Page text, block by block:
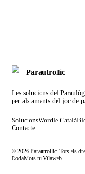
Parautrollic
Les solucions del
per als amants del joc de
SolucionsWordle Català
Contacte
© 2026 Parautrollic. Tots els
RodaMots ni Vilaweb.